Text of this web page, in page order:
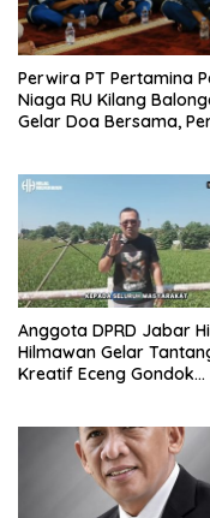
Perwira PT Pertamina
Niaga RU Kilang
Gelar Doa Bersama,
Anggota DPRD Jabar
Hilmawan Gelar
Kreatif Eceng Gondok